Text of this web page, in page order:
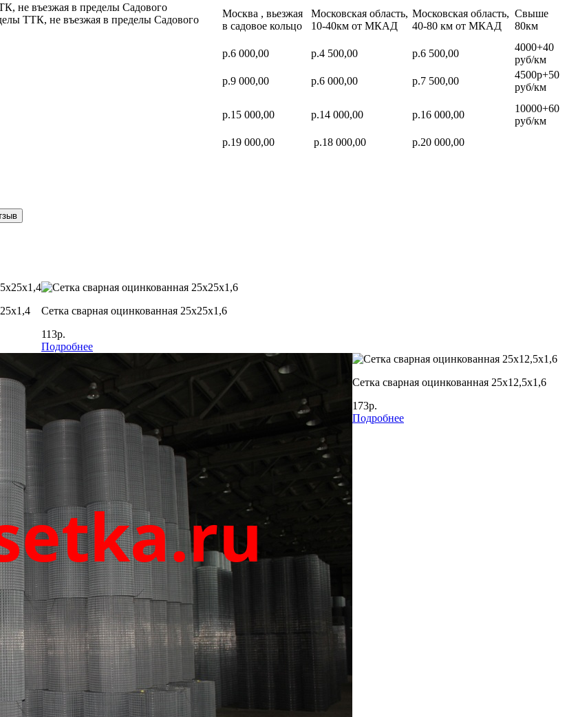
не въезжая в пределы Садового
ТТК, не въезжая в пределы Садового
Москва , вьезжая
в садовое кольцо
Московская область,
10-40км от МКАД
Московская область,
40-80 км от МКАД
Свыше
80км
р.6 000,00 р.4 500,00 р.6 500,00
4000+40
руб/км
р.9 000,00 р.6 000,00 р.7 500,00
4500р+50
руб/км
р.15 000,00 р.14 000,00 р.16 000,00
10000+60
руб/км
р.19 000,00 р.18 000,00
р.20 000,00
Сетка сварная оцинкованная 25х25х1,6
113р.
Подробнее
Сетка сварная оцинкованная 25х12,5х1,6
173р.
Подробнее